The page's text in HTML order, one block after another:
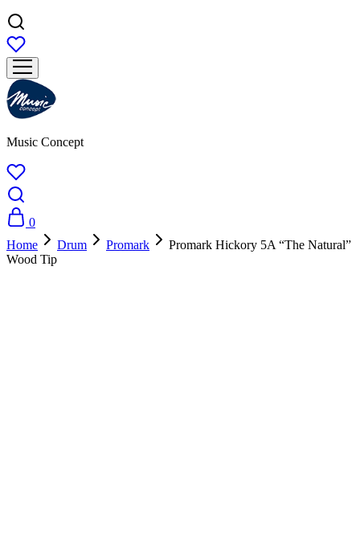
Music Concept
0
Home
Drum Promark
Promark Hickory 5A “The Natural”
Wood Tip